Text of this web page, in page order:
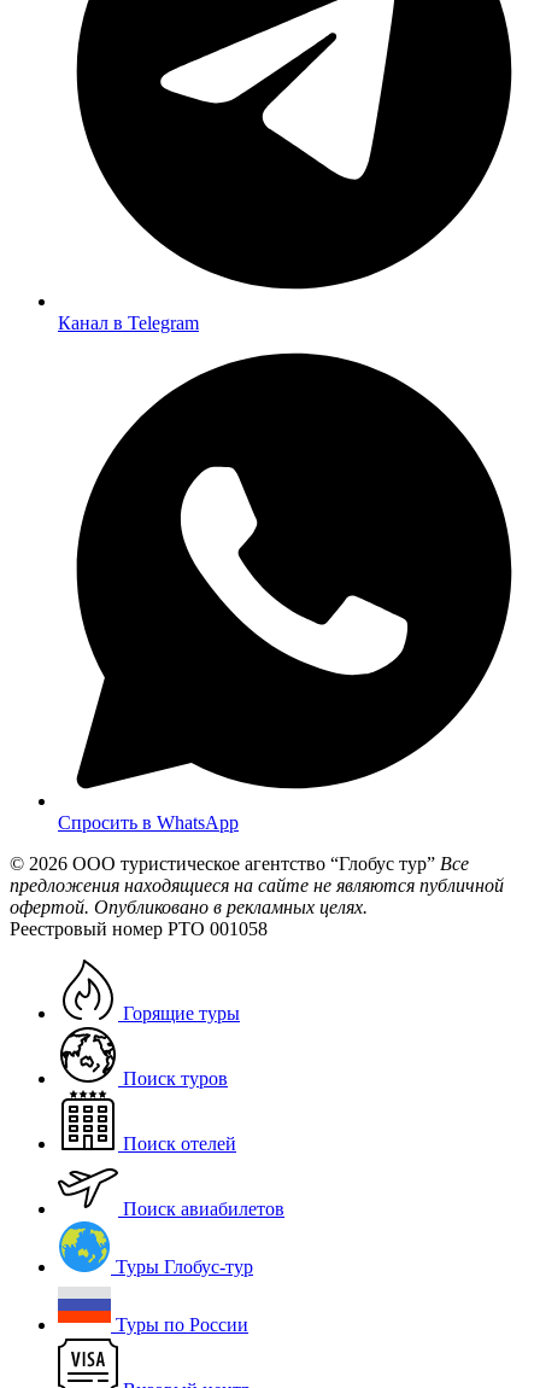
Канал в Telegram
Спросить в WhatsApp
© 2026 ООО туристическое агентство “Глобус тур” Все
предложения находящиеся на сайте не являются публичной
офертой. Опубликовано в рекламных целях.
Реестровый номер РТО 001058
Горящие туры
Поиск туров
Поиск отелей
Поиск авиабилетов
Туры Глобус-тур
Туры по России